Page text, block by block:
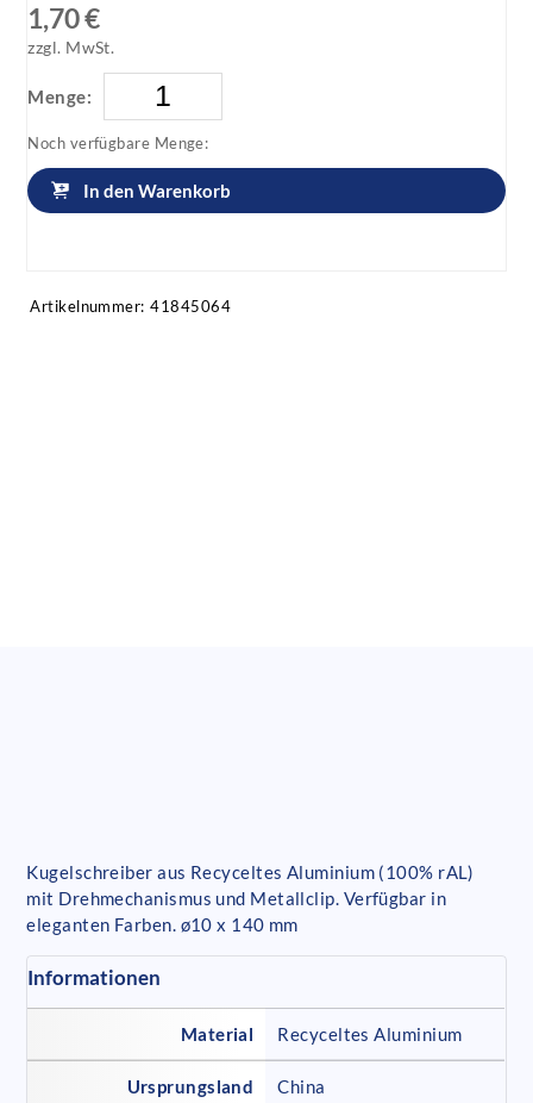
1,70 €
zzgl. MwSt.
Menge:
Noch verfügbare Menge:
In den Warenkorb
Artikelnummer: 41845064
Kugelschreiber aus Recyceltes Aluminium (100% rAL)
mit Drehmechanismus und Metallclip. Verfügbar in
eleganten Farben. ø10 x 140 mm
Informationen
Material Recyceltes Aluminium
Ursprungsland China